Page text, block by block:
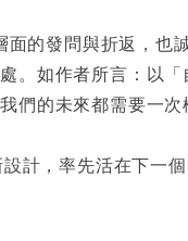
面的發問與折返，也
。如作者所言：以「
們的未來都需要一次
計，率先活在下一個